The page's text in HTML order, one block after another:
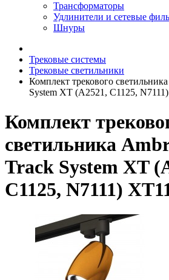
Трансформаторы
Удлинители и сетевые
Шнуры
Трековые системы
Трековые светильники
Комплект трекового
System XT (A2521, C1125,
Комплект
светильника
Track System XT
C1125, N7111)